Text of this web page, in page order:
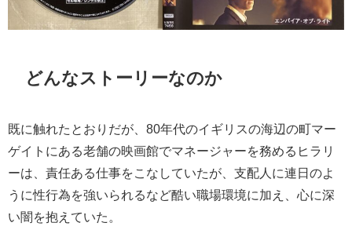
どんなストーリーなのか
既に触れたとおりだが、80年代のイギリスの海辺の町マー
ゲイトにある老舗の映画館でマネージャーを務めるヒラリ
ーは、責任ある仕事をこなしていたが、支配人に連日のよ
うに性行為を強いられるなど酷い職場環境に加え、心に深
い闇を抱えていた。